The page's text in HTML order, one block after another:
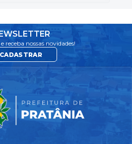
receba nossas novidades!
CADASTRAR